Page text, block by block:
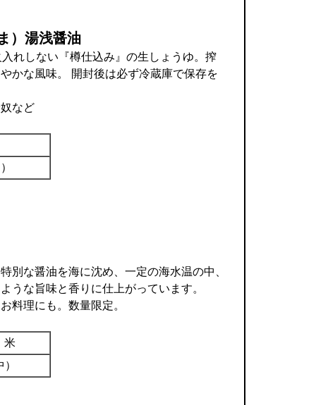
）湯浅醤油
れしない『樽仕込み』の生しょうゆ。搾
かな風味。 開封後は必ず冷蔵庫で保存を
など
別な醤油を海に沈め、一定の海水温の中、
うな旨味と香りに仕上がっています。
料理にも。数量限定。
米